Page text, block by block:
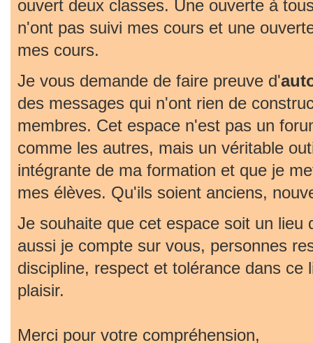
ouvert deux classes. Une ouverte à
n'ont pas suivi mes cours et une
mes cours.
Je vous demande de faire preuve d'
des messages qui n'ont rien de
membres. Cet espace n'est pas un
comme les autres, mais un véritable
intégrante de ma formation et que je
mes élèves. Qu'ils soient anciens,
Je souhaite que cet espace soit un lieu
aussi je compte sur vous, personnes
discipline, respect et tolérance dans ce
plaisir.
Merci pour votre compréhension,